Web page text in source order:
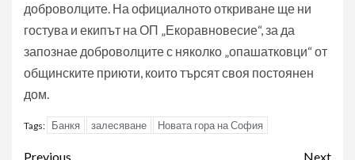
доброволците. На официалното откриване ще ни
гостува и екипът на ОП „Екоравновесие“, за да
запознае доброволците с няколко „опашатковци“ от
общинските приюти, които търсят своя постоянен
дом.
Tags: Банкя залесяване Новата гора на София
Previous Next